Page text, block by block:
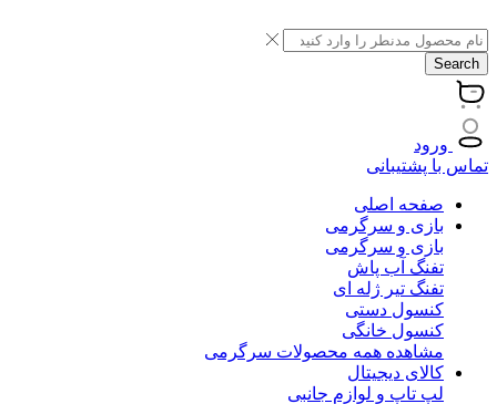
Search
ورود
تماس با پشتیبانی
صفحه اصلی
بازی و سرگرمی
بازی و سرگرمی
تفنگ آب پاش
تفنگ تیر ژله ای
کنسول دستی
کنسول خانگی
مشاهده همه محصولات سرگرمی
کالای دیجیتال
لپ تاپ و لوازم جانبی